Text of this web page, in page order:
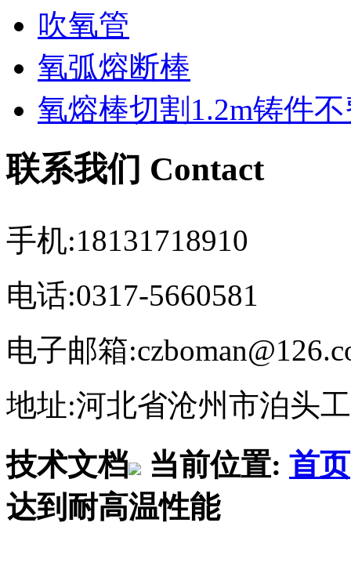
吹氧管
氧弧熔断棒
氧熔棒切割1.2m铸件
联系我们 Contact
手机:18131718910
电话:0317-5660581
电子邮箱
地址:河北省沧州市泊头
技术文档
当前位置: 首页
达到耐高温性能